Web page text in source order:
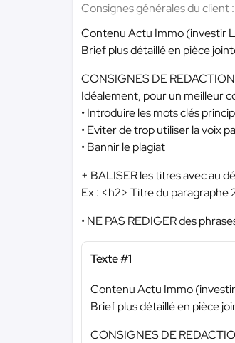
Consignes générales du client :
Contenu Actu Immo (investir
Brief plus détaillé en pièce
CONSIGNES DE
Idéalement, pour un meilleur
• Introduire les mots clés
• Eviter de trop utiliser la voix
• Bannir le plagiat
+ BALISER les titres avec au
Ex : <h2> Titre du paragraphe
• NE PAS REDIGER des
Texte #1
Contenu Actu Immo
Brief plus détaillé en pièce
CONSIGNES DE